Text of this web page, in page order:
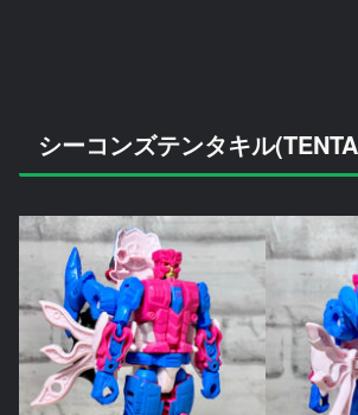
シーコンズテンタキル